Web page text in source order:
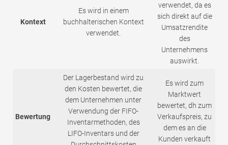
Kontext
Es wird in einem
buchhalterischen Kontext
verwendet.
verwendet, da es
sich direkt auf die
Umsatzrendite
des
Unternehmens
auswirkt.
Bewertung
Der Lagerbestand wird zu
den Kosten bewertet, die
dem Unternehmen unter
Verwendung der FIFO-
Inventarmethoden, des
LIFO-Inventars und der
Es wird zum
Marktwert
bewertet, dh zum
Verkaufspreis, zu
dem es an die
Kunden verkauft